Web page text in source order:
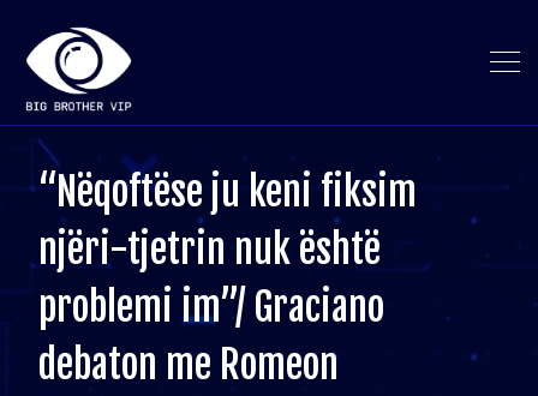
“Nëqoftëse ju keni fiksim
njëri-tjetrin nuk është
problemi im”/ Graciano
debaton me Romeon